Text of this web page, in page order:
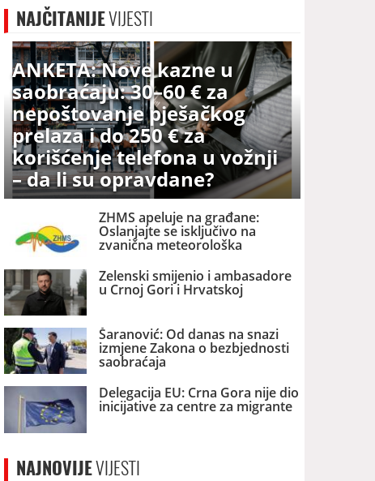
NAJČITANIJEVIJESTI
ANKETA: Nove kazne u
saobraćaju: 30–60 € za
nepoštovanje pješačkog
prelaza i do 250 € za
korišćenje telefona u vožnji
– da li su opravdane?
ZHMS apeluje na građane:
Oslanjajte se isključivo na
zvanična meteorološka
Zelenski smijenio i ambasadore
u Crnoj Gori i Hrvatskoj
Šaranović: Od danas na snazi
izmjene Zakona o bezbjednosti
saobraćaja
Delegacija EU: Crna Gora nije dio
inicijative za centre za migrante
NAJNOVIJEVIJESTI